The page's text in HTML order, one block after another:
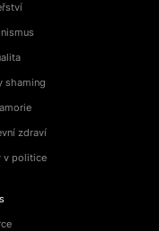
shaming
zdraví
v politice